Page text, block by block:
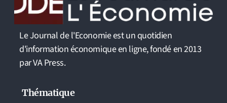
Le Journal de l'Economie est un quotidien
d'information économique en ligne, fondé en 2013
par VA Press.
Thématique